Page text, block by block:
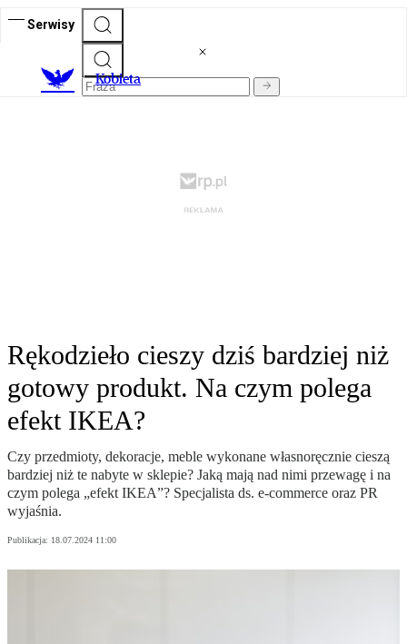
Serwisy
Kobieta
Rękodzieło cieszy dziś bardziej niż
gotowy produkt. Na czym polega
efekt IKEA?
Czy przedmioty, dekoracje, meble wykonane własnoręcznie cieszą
bardziej niż te nabyte w sklepie? Jaką mają nad nimi przewagę i na
czym polega „efekt IKEA”? Specjalista ds. e-commerce oraz PR
wyjaśnia.
Publikacja: 18.07.2024 11:00